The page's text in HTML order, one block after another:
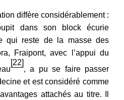
diffère considérablement :
dans son block écurie
qui reste de la masse des
Fraipont, avec l’appui du
[22]
, a pu se faire passer
et est considéré comme
attachés au titre. Il